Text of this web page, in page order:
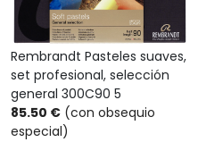
Rembrandt Pasteles suaves,
set profesional, selección
general 300C90 5
85.50 € (con obsequio
especial)